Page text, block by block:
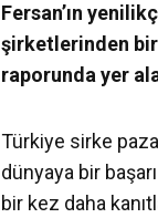
Fersan’ın
şirketlerinden
raporunda yer
Türkiye sirke
dünyaya bir
bir kez daha